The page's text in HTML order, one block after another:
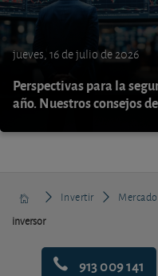
jueves, 16 de julio de 2026
Perspectivas para la
año. Nuestros consejos
Invertir
inversor
913 009 141